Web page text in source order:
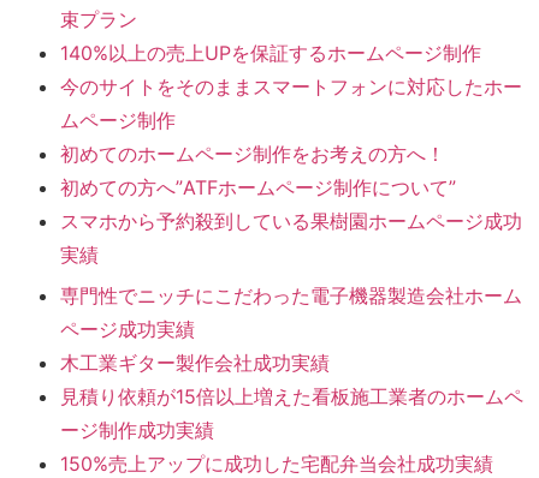
束プラン
140%以上の売上UPを保証するホームページ制作
今のサイトをそのままスマートフォンに対応したホー
ムページ制作
初めてのホームページ制作をお考えの方へ！
初めての方へ”ATFホームページ制作について”
スマホから予約殺到している果樹園ホームページ成功
実績
専門性でニッチにこだわった電子機器製造会社ホーム
ページ成功実績
木工業ギター製作会社成功実績
見積り依頼が15倍以上増えた看板施工業者のホームペ
ージ制作成功実績
150%売上アップに成功した宅配弁当会社成功実績